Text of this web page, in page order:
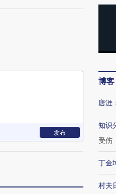
发布
博客
唐涯 ：
知识
受伤
丁金
村夫